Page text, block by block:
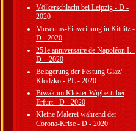
Völkerschlacht bei Leipzig - D -
2020
Museums-Einweihung in Kittlitz -
D - 2020
251e anniversaire de Napoléon I. -
D _ 2020
Belagerung der Festung Glaz/
Kłodzko - PL - 2020
Biwak im Kloster Wigberti bei
Erfurt - D - 2020
Kleine Malerei während der
Corona-Krise - D - 2020